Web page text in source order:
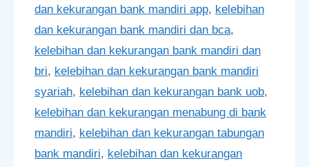
dan kekurangan bank mandiri app, kelebihan
dan kekurangan bank mandiri dan bca,
kelebihan dan kekurangan bank mandiri dan
bri, kelebihan dan kekurangan bank mandiri
syariah, kelebihan dan kekurangan bank uob,
kelebihan dan kekurangan menabung di bank
mandiri, kelebihan dan kekurangan tabungan
bank mandiri, kelebihan dan kekurangan